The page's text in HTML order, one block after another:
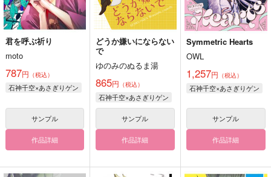
君を呼ぶ祈り
moto
787円 （税込）
石神千空×あさぎりゲン
サンプル
作品詳細
どうか嫌いにならない
で
ゆのみのぬるま湯
865円 （税込）
石神千空×あさぎりゲン
サンプル
作品詳細
Symmetric Hearts
OWL
1,257円 （税込）
石神千空×あさぎりゲン
サンプル
作品詳細